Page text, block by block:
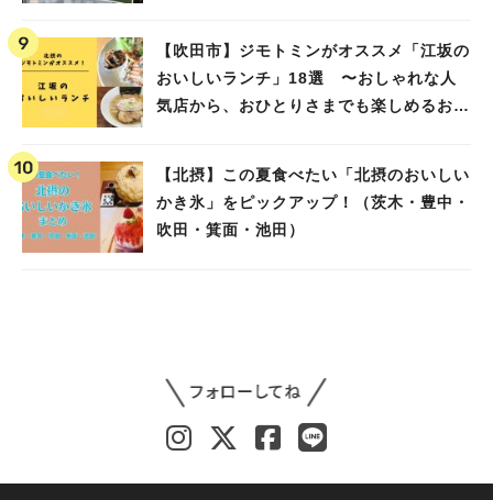
【吹田市】ジモトミンがオススメ「江坂の
おいしいランチ」18選 〜おしゃれな人
気店から、おひとりさまでも楽しめるお店
【北摂】この夏食べたい「北摂のおいしい
かき氷」をピックアップ！（茨木・豊中・
吹田・箕面・池田）